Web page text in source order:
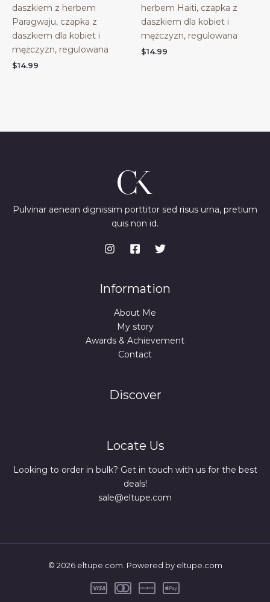
daszkiem z herbem
Paragwaju, czapka z
daszkiem dla kobiet i
mężczyzn, regulowana
$14.99
herbem Haiti, czapka z
daszkiem dla kobiet i
mężczyzn, regulowana
$14.99
Pulvinar aenean dignissim porttitor sed risus urna, pretium
quis non id.
Information
About Me
My story
Awards & Achievement
Contact
Discover
Locate Us
Looking to order in bulk? Get in touch with us for the best
deals!
sale@eltupe.com
© 2026 eltupe.com. Powered by eltupe.com